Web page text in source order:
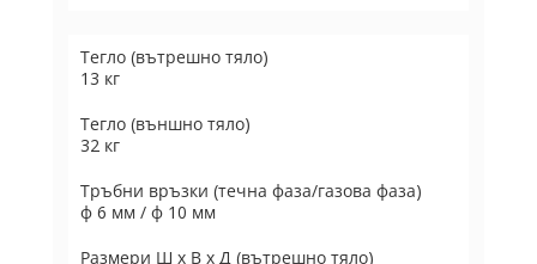
Тегло (вътрешно тяло)
13 кг
Тегло (външно тяло)
32 кг
Тръбни връзки (течна фаза/газова фаза)
ф 6 мм / ф 10 мм
Размери Ш х В х Д (вътрешно тяло)